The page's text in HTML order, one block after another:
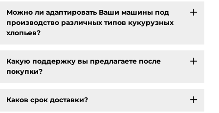
Можно ли адаптировать Ваши машины под
производство различных типов кукурузных
хлопьев?
Какую поддержку вы предлагаете после
покупки?
Каков срок доставки?